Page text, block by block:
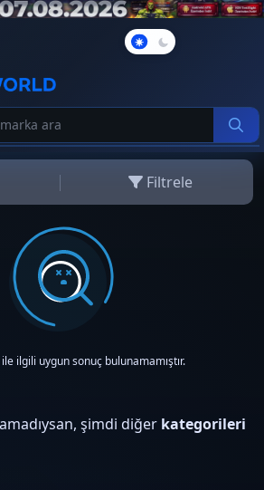
Filtrele
ile ilgili uygun sonuç bulunamamıştır.
şimdi diğer kategorileri